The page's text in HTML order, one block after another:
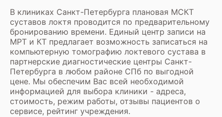
В клиниках Санкт-Петербурга плановая МСКТ
суставов локтя проводится по предварительному
бронированию времени. Единый центр записи на
МРТ и КТ предлагает возможность записаться на
компьютерную томографию локтевого сустава в
партнерские диагностические центры Санкт-
Петербурга в любом районе СПб по выгодной
цене. Мы обеспечим Вас всей необходимой
информацией для выбора клиники - адреса,
стоимость, режим работы, отзывы пациентов о
сервисе, рейтинг учреждения.